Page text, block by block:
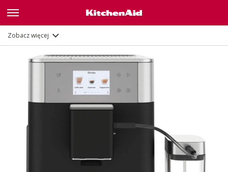
Zobacz więcej